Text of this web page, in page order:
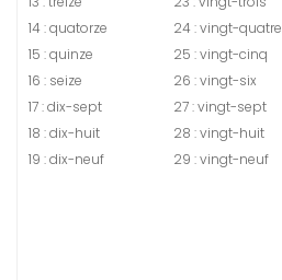
14 : quatorze
15 : quinze
16 : seize
17 : dix-sept
18 : dix-huit
19 : dix-neuf
24 : vingt-quatre
25 : vingt-cinq
26 : vingt-six
27 : vingt-sept
28 : vingt-huit
29 : vingt-neuf